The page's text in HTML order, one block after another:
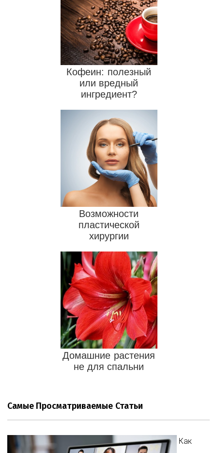
Кофеин: полезный
или вредный
ингредиент?
Возможности
пластической
хирургии
Домашние растения
не для спальни
Самые Просматриваемые Статьи
Как